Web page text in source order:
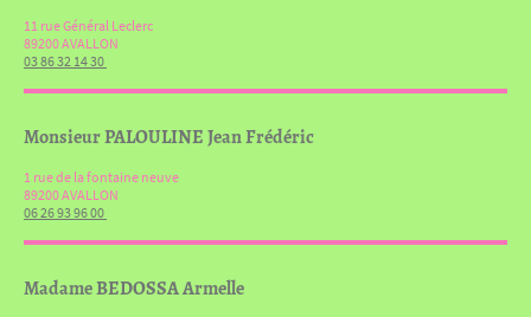
11 rue Général Leclerc
89200 AVALLON
03 86 32 14 30
Monsieur PALOULINE Jean Frédéric
1 rue de la fontaine neuve
89200 AVALLON
06 26 93 96 00
Madame BEDOSSA Armelle